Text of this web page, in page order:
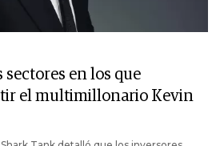
sectores en los que
el multimillonario Kevin